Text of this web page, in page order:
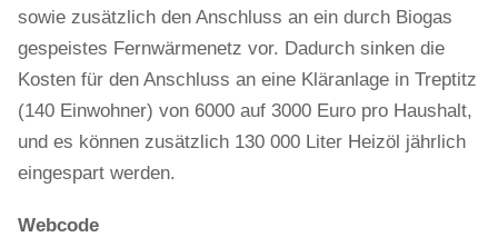
sowie zusätzlich den Anschluss an ein durch Biogas
gespeistes Fernwärmenetz vor. Dadurch sinken die
Kosten für den Anschluss an eine Kläranlage in Treptitz
(140 Einwohner) von 6000 auf 3000 Euro pro Haushalt,
und es können zusätzlich 130 000 Liter Heizöl jährlich
eingespart werden.
Webcode